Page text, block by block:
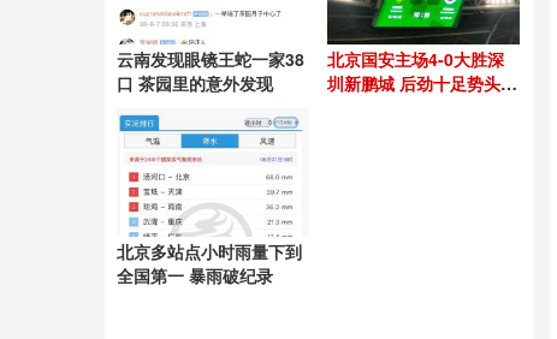
云南发现眼镜王蛇一家38
口 茶园里的意外发现
北京国安主场4-0大胜深
圳新鹏城 后劲十足势头良
北京多站点小时雨量下到
全国第一 暴雨破纪录